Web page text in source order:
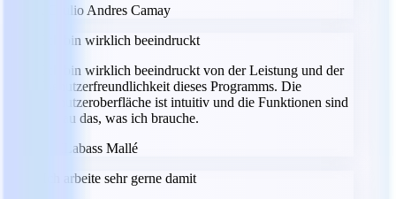
Julio Andres Camay
Ich bin wirklich beeindruckt
Ich bin wirklich beeindruckt von der Leistung und der
Benutzerfreundlichkeit dieses Programms. Die
Benutzeroberfläche ist intuitiv und die Funktionen sind
genau das, was ich brauche.
Labass Mallé
Ich arbeite sehr gerne damit